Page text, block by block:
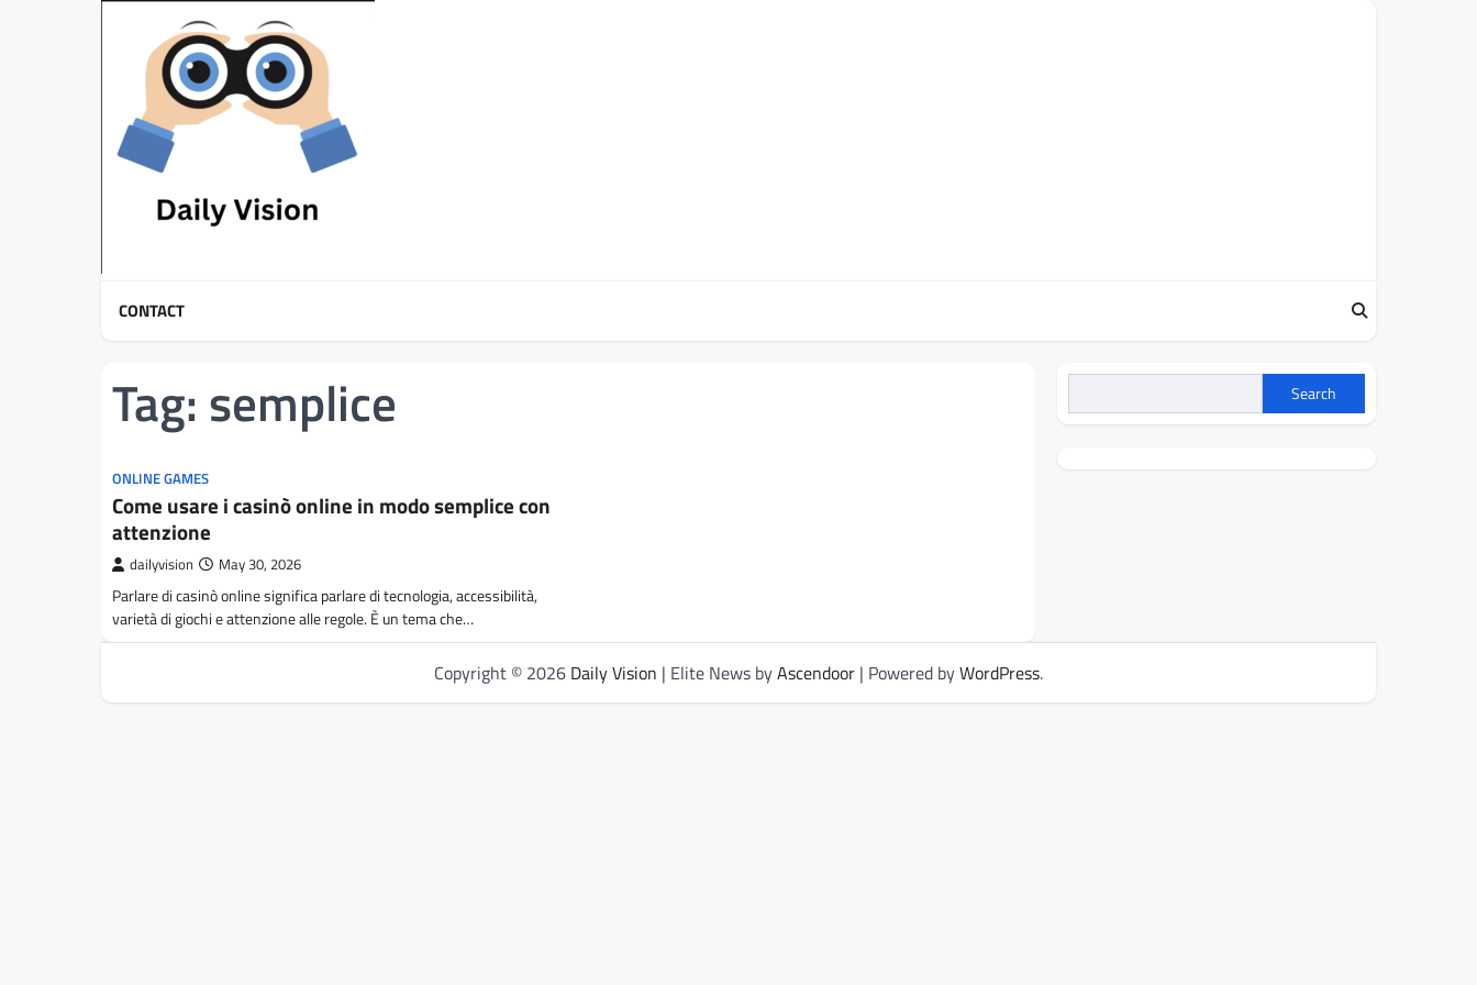
CONTACT
Tag: semplice
ONLINE GAMES
Come usare i casinò online in modo semplice con
attenzione
dailyvision May 30, 2026
Parlare di casinò online significa parlare di tecnologia, accessibilità,
varietà di giochi e attenzione alle regole. È un tema che…
Search
Copyright © 2026 Daily Vision | Elite News byAscendoor | Powered byWordPress.